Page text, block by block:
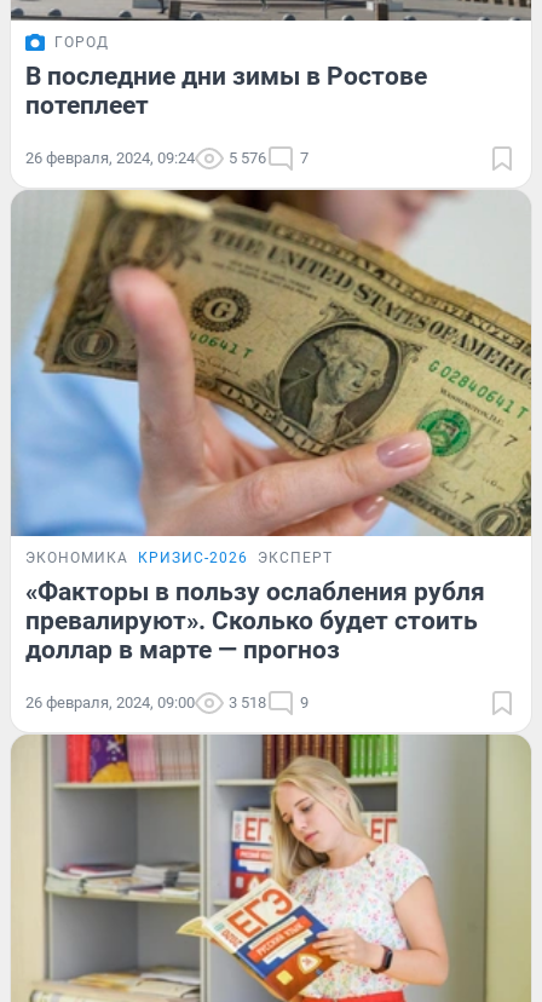
ГОРОД
В последние дни зимы в Ростове
потеплеет
26 февраля, 2024, 09:24 5 576 7
ЭКОНОМИКА КРИЗИС-2026 ЭКСПЕРТ
«Факторы в пользу ослабления рубля
превалируют». Сколько будет стоить
доллар в марте — прогноз
26 февраля, 2024, 09:00 3 518 9